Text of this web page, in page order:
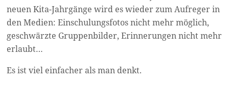
neuen Kita-Jahrgänge wird es wieder zum Aufreger in
den Medien: Einschulungsfotos nicht mehr möglich,
geschwärzte Gruppenbilder, Erinnerungen nicht mehr
erlaubt…
Es ist viel einfacher als man denkt.